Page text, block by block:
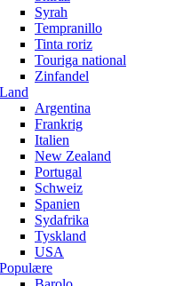
Syrah
Tempranillo
Tinta roriz
Touriga national
Zinfandel
Land
Argentina
Frankrig
Italien
New Zealand
Portugal
Schweiz
Spanien
Sydafrika
Tyskland
USA
Populære